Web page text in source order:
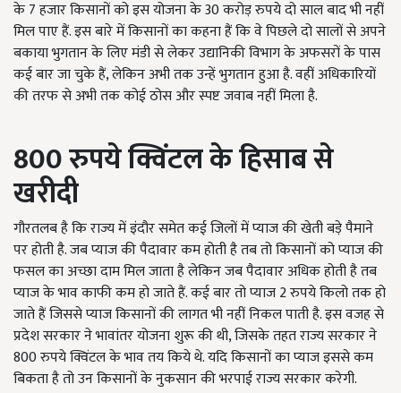
के 7 हजार किसानों को इस योजना के 30 करोड़ रुपये दो साल बाद भी नहीं
मिल पाए हैं. इस बारे में किसानों का कहना हैं कि वे पिछले दो सालों से अपने
बकाया भुगतान के लिए मंडी से लेकर उद्यानिकी विभाग के अफसरों के पास
कई बार जा चुके हैं, लेकिन अभी तक उन्हें भुगतान हुआ है. वहीं अधिकारियों
की तरफ से अभी तक कोई ठोस और स्पष्ट जवाब नहीं मिला है.
800रुपयेक्विंटलकेहिसाबसे
खरीदी
गौरतलब है कि राज्य में इंदौर समेत कई जिलों में प्याज की खेती बड़े पैमाने
पर होती है. जब प्याज की पैदावार कम होती है तब तो किसानों को प्याज की
फसल का अच्छा दाम मिल जाता है लेकिन जब पैदावार अधिक होती है तब
प्याज के भाव काफी कम हो जाते हैं. कई बार तो प्याज 2 रुपये किलो तक हो
जाते हैं जिससे प्याज किसानों की लागत भी नहीं निकल पाती है. इस वजह से
प्रदेश सरकार ने भावांतर योजना शुरू की थी, जिसके तहत राज्य सरकार ने
800 रुपये क्विंटल के भाव तय किये थे. यदि किसानों का प्याज इससे कम
बिकता है तो उन किसानों के नुकसान की भरपाई राज्य सरकार करेगी.